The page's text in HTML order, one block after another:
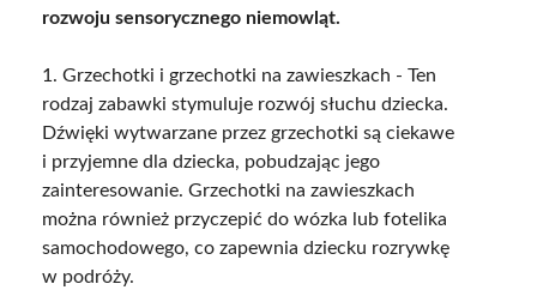
rozwoju sensorycznego niemowląt.
1. Grzechotki i grzechotki na zawieszkach - Ten
rodzaj zabawki stymuluje rozwój słuchu dziecka.
Dźwięki wytwarzane przez grzechotki są ciekawe
i przyjemne dla dziecka, pobudzając jego
zainteresowanie. Grzechotki na zawieszkach
można również przyczepić do wózka lub fotelika
samochodowego, co zapewnia dziecku rozrywkę
w podróży.